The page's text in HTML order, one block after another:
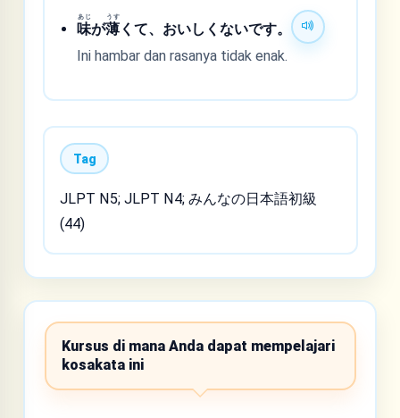
味
あじ
が薄
うす
くて、おいしくないです。
Ini hambar dan rasanya tidak enak.
Tag
JLPT N5; JLPT N4; みんなの日本語初級
(44)
Kursus di mana Anda dapat mempelajari
kosakata ini